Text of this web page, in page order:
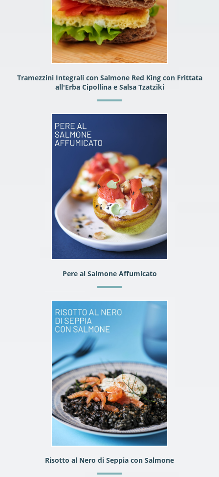
Tramezzini Integrali con Salmone Red King con Frittata
all'Erba Cipollina e Salsa Tzatziki
Pere al Salmone Affumicato
Risotto al Nero di Seppia con Salmone